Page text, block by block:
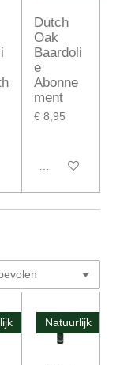
Dutch
Oak
Baardoli
e
Abonne
ment
€ 8,95
Houd mij op de
Natuurlijk